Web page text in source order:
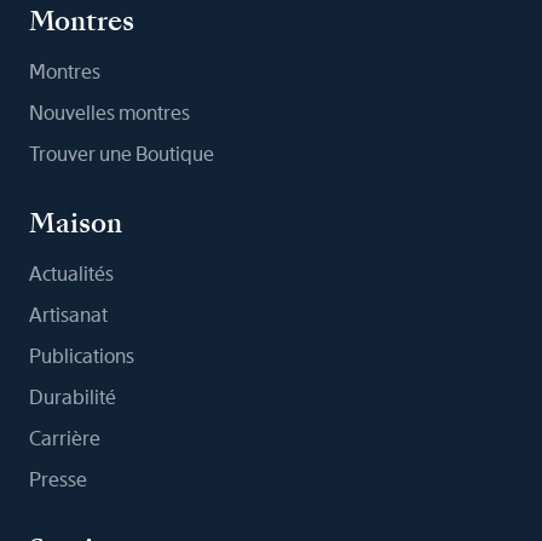
Montres
Montres
Nouvelles montres
Trouver une Boutique
Maison
Actualités
Artisanat
Publications
Durabilité
Carrière
Presse